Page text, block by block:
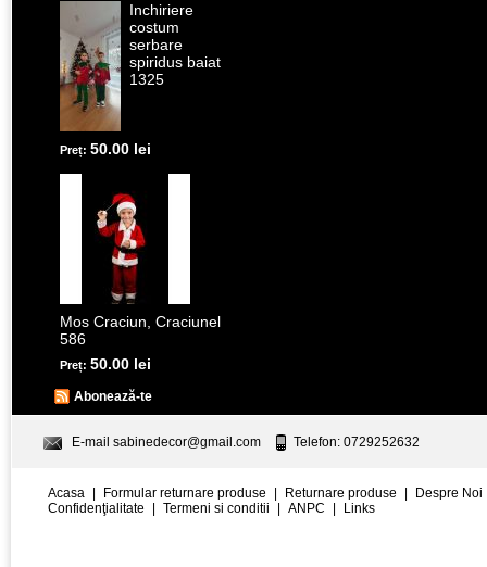
Inchiriere
costum
serbare
spiridus baiat
1325
Preț: 50.00 lei
Mos Craciun, Craciunel
586
Preț: 50.00 lei
Abonează-te
E-mail sabinedecor@gmail.com Telefon: 0729252632
Acasa Formular returnare produse Returnare produse
Despre Noi
Confidenţialitate
Termeni si conditii ANPC Links